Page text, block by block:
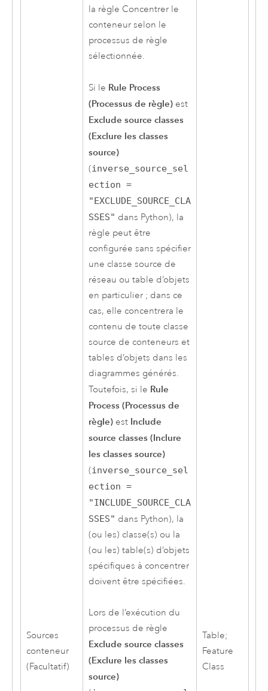
Sources
conteneur
(Facultatif)
la règle Concentrer le
conteneur selon le
processus de règle
sélectionnée.
Si le Rule Process
(Processus de règle)est
Exclude source classes
(Exclure les classes
source)
(inverse_source_sel
ection =
"EXCLUDE_SOURCE_CLA
SSES" dans Python), la
règle peut être
configurée sans spécifier
une classe source de
réseau ou table d’objets
en particulier ; dans ce
cas, elle concentrera le
contenu de toute classe
source de conteneurs et
tables d’objets dans les
diagrammes générés.
Toutefois, si le Rule
Process (Processus de
règle)est Include
source classes (Inclure
les classes source)
(inverse_source_sel
ection =
"INCLUDE_SOURCE_CLA
SSES" dans Python), la
(ou les) classe(s) ou la
(ou les) table(s) d’objets
spécifiques à concentrer
doivent être spécifiées.
Lors de l’exécution du
processus de règle
Exclude source classes
(Exclure les classes
source)
Table;
Feature
Class